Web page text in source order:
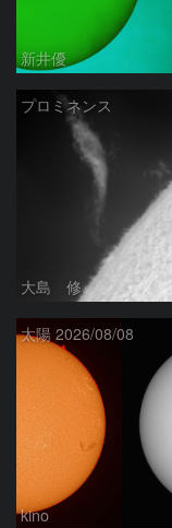
新井優
プロミネンス
大島 修
太陽 2026/08/08
kino